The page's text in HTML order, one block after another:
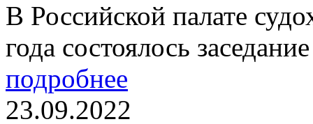
В Российской палате
года состоялось
подробнее
23.09.2022